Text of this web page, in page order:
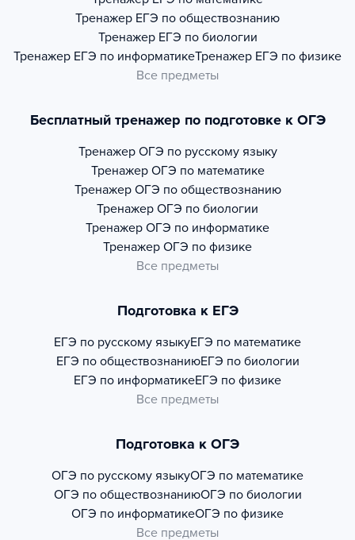
Тренажер ЕГЭ по обществознанию
Тренажер ЕГЭ по биологии
Тренажер ЕГЭ по информатикеТренажер ЕГЭ по физике
Все предметы
Бесплатный тренажер по подготовке к ОГЭ
Тренажер ОГЭ по русскому языку
Тренажер ОГЭ по математике
Тренажер ОГЭ по обществознанию
Тренажер ОГЭ по биологии
Тренажер ОГЭ по информатике
Тренажер ОГЭ по физике
Все предметы
Подготовка к ЕГЭ
ЕГЭ по русскому языкуЕГЭ по математике
ЕГЭ по обществознаниюЕГЭ по биологии
ЕГЭ по информатикеЕГЭ по физике
Все предметы
Подготовка к ОГЭ
ОГЭ по русскому языкуОГЭ по математике
ОГЭ по обществознаниюОГЭ по биологии
ОГЭ по информатикеОГЭ по физике
Все предметы